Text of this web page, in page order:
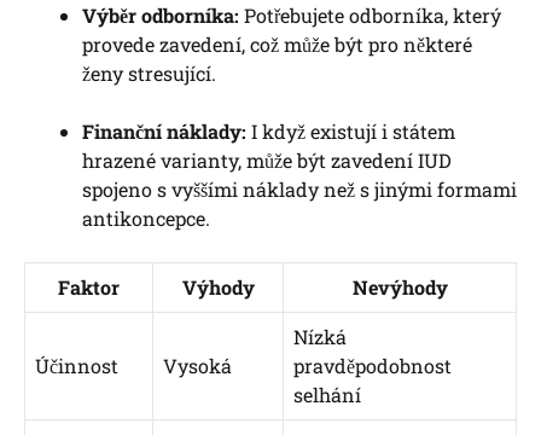
Výběr odborníka: Potřebujete odborníka, který
provede zavedení, což může být pro některé
ženy stresující.
Finanční náklady: I když existují i státem
hrazené varianty, může být zavedení IUD
spojeno s vyššími náklady než s jinými formami
antikoncepce.
Faktor Výhody Nevýhody
Účinnost Vysoká
Nízká
pravděpodobnost
selhání